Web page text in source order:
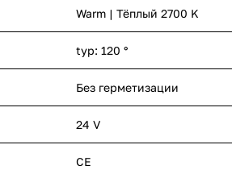
Warm | Тёплый 2700 K
typ: 120 °
Без герметизации
24 V
CE